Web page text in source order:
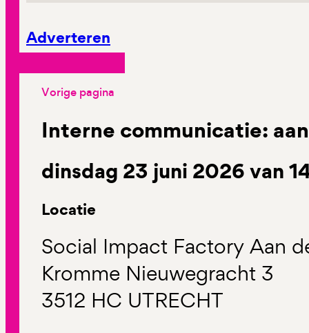
Adverteren
Vorige pagina
Interne communicatie:
dinsdag 23 juni 2026 van
Locatie
Social Impact Factory Aan
Kromme Nieuwegracht 3
3512 HC UTRECHT